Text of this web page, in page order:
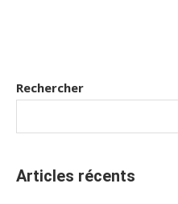
Rechercher
Articles récents